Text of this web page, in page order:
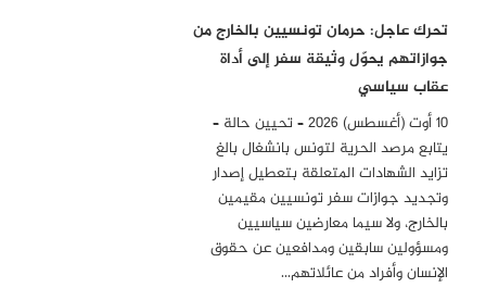
تحرك عاجل: حرمان تونسيين بالخارج من
جوازاتهم يحوّل وثيقة سفر إلى أداة
عقاب سياسي
10 أوت (أغسطس) 2026 – تحيين حالة –
يتابع مرصد الحرية لتونس بانشغال بالغ
تزايد الشهادات المتعلقة بتعطيل إصدار
وتجديد جوازات سفر تونسيين مقيمين
بالخارج، ولا سيما معارضين سياسيين
ومسؤولين سابقين ومدافعين عن حقوق
الإنسان وأفراد من عائلاتهم…